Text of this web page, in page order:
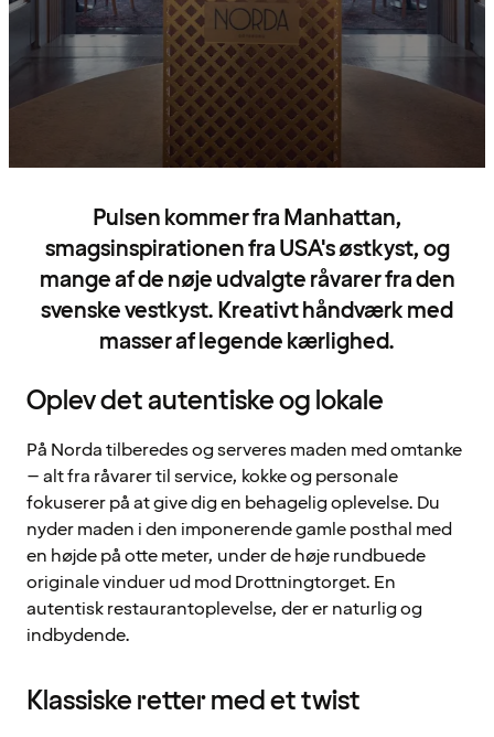
Pulsen kommer fra Manhattan,
smagsinspirationen fra USA's østkyst, og
mange af de nøje udvalgte råvarer fra den
svenske vestkyst. Kreativt håndværk med
masser af legende kærlighed.
Oplev det autentiske og lokale
På Norda tilberedes og serveres maden med omtanke
– alt fra råvarer til service, kokke og personale
fokuserer på at give dig en behagelig oplevelse. Du
nyder maden i den imponerende gamle posthal med
en højde på otte meter, under de høje rundbuede
originale vinduer ud mod Drottningtorget. En
autentisk restaurantoplevelse, der er naturlig og
indbydende.
Klassiske retter med et twist